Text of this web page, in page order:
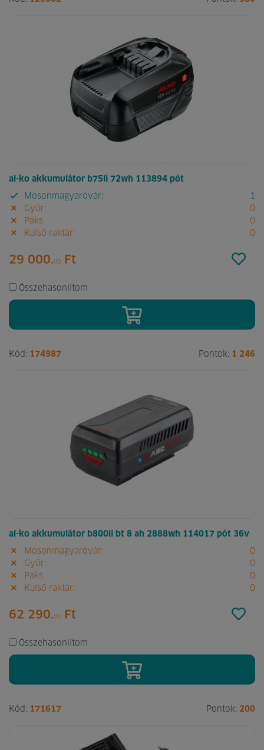
al-ko akkumulátor b75li 72wh 113894 pót
Mosonmagyaróvár:
1
Győr:
0
Paks:
0
Külső raktár:
0
29 000.00 Ft
Összehasonlítom
Kód: 174987 Pontok: 1 246
al-ko akkumulátor b800li bt 8 ah 2888wh 114017 pót 36v
Mosonmagyaróvár:
0
Győr:
0
Paks:
0
Külső raktár:
0
62 290.00 Ft
Összehasonlítom
Kód: 171617 Pontok: 200